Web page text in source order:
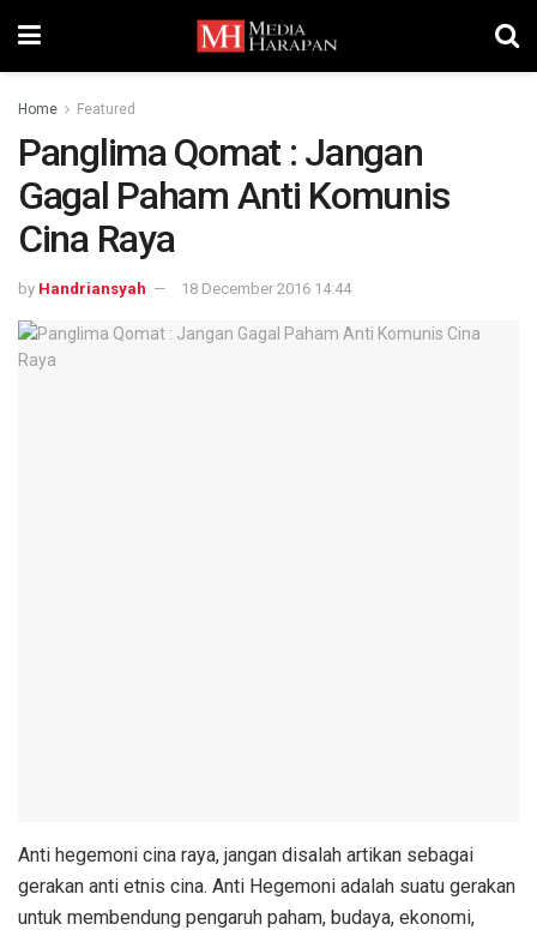
Home Featured
Panglima Qomat : Jangan
Gagal Paham Anti Komunis
Cina Raya
by Handriansyah 18 December 2016 14:44
Anti hegemoni cina raya, jangan disalah artikan sebagai
gerakan anti etnis cina. Anti Hegemoni adalah suatu gerakan
untuk membendung pengaruh paham, budaya, ekonomi,